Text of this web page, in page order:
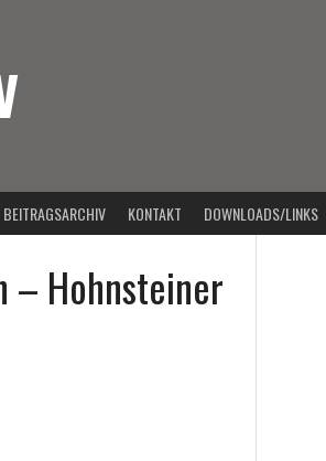
BEITRAGSARCHIV KONTAKT DOWNLOADS/LINKS
– Hohnsteiner